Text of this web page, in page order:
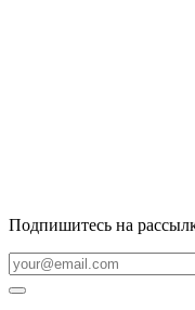
Подпишитесь на